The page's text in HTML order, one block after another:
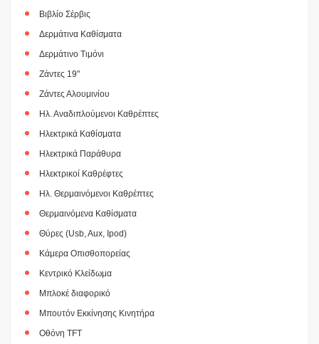
Βιβλίο Σέρβις
Δερμάτινα Καθίσματα
Δερμάτινο Τιμόνι
Ζάντες 19"
Ζάντες Αλουμινίου
Ηλ. Αναδιπλούμενοι Καθρέπτες
Ηλεκτρικά Καθίσματα
Ηλεκτρικά Παράθυρα
Ηλεκτρικοί Καθρέφτες
Ηλ. Θερμαινόμενοι Καθρέπτες
Θερμαινόμενα Καθίσματα
Θύρες (Usb, Aux, Ipod)
Κάμερα Οπισθοπορείας
Κεντρικό Κλείδωμα
Μπλοκέ διαφορικό
Μπουτόν Εκκίνησης Κινητήρα
Οθόνη TFT